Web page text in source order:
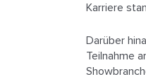
Karriere
Darüber
Teilnahme